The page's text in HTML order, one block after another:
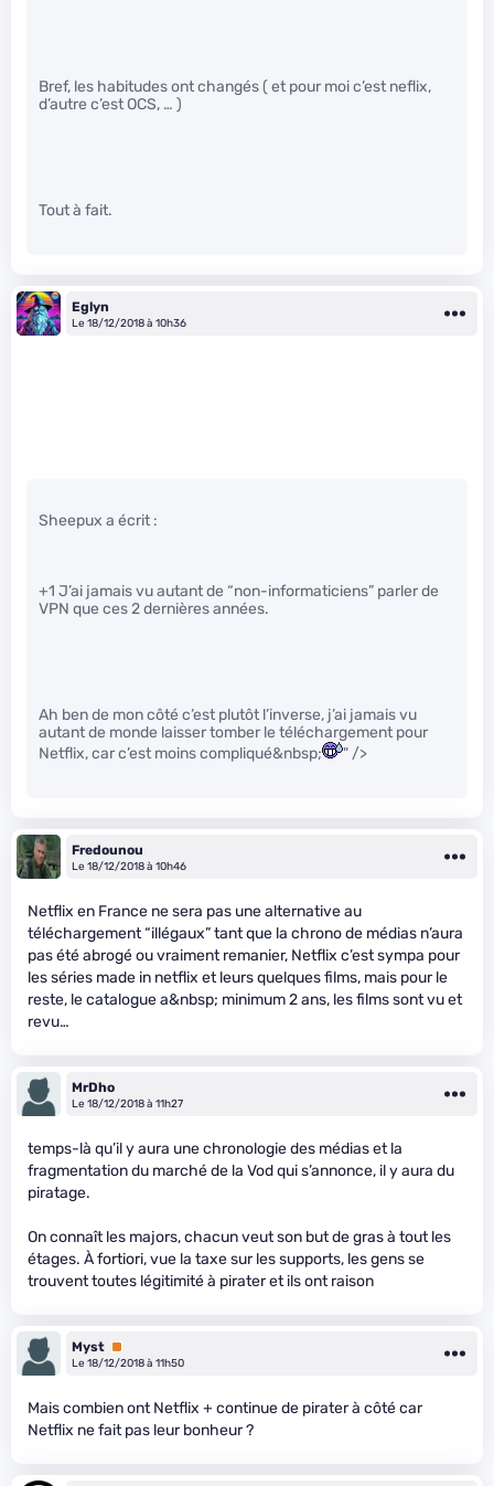
Bref, les habitudes ont changés ( et pour moi c’est neflix,
d’autre c’est OCS, … )
Tout à fait.
Eglyn
Le 18/12/2018 à 10h36
Sheepux a écrit :
+1 J’ai jamais vu autant de “non-informaticiens” parler de
VPN que ces 2 dernières années.
Ah ben de mon côté c’est plutôt l’inverse, j’ai jamais vu
autant de monde laisser tomber le téléchargement pour
Netflix, car c’est moins compliqué&nbsp;
" />
Fredounou
Le 18/12/2018 à 10h46
Netflix en France ne sera pas une alternative au
téléchargement “illégaux” tant que la chrono de médias n’aura
pas été abrogé ou vraiment remanier, Netflix c’est sympa pour
les séries made in netflix et leurs quelques films, mais pour le
reste, le catalogue a&nbsp; minimum 2 ans, les films sont vu et
revu…
MrDho
Le 18/12/2018 à 11h27
temps-là qu’il y aura une chronologie des médias et la
fragmentation du marché de la Vod qui s’annonce, il y aura du
piratage.
On connaît les majors, chacun veut son but de gras à tout les
étages. À fortiori, vue la taxe sur les supports, les gens se
trouvent toutes légitimité à pirater et ils ont raison
Myst Premium
Le 18/12/2018 à 11h50
Mais combien ont Netflix + continue de pirater à côté car
Netflix ne fait pas leur bonheur ?